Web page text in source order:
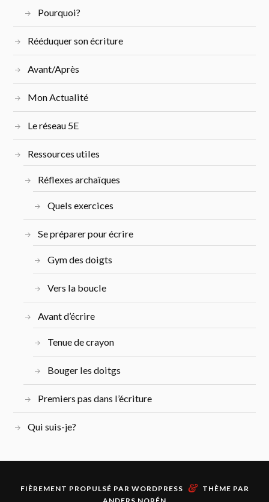
Pourquoi?
Rééduquer son écriture
Avant/Après
Mon Actualité
Le réseau 5E
Ressources utiles
Réflexes archaïques
Quels exercices
Se préparer pour écrire
Gym des doigts
Vers la boucle
Avant d’écrire
Tenue de crayon
Bouger les doitgs
Premiers pas dans l’écriture
Qui suis-je?
FIÈREMENT PROPULSÉ PAR WORDPRESS &
THÈME PAR